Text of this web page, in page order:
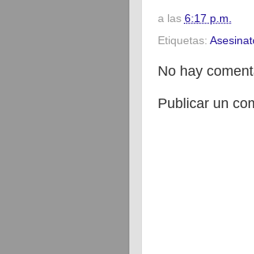
a las 6:17 p.m.
Etiquetas:
No hay
Publicar un